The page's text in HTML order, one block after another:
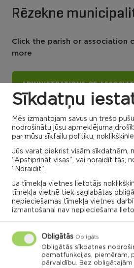
Rēzekne
Click the parish or association
more
ADMINISTRATIONS OF
Dricānu apvienības
pārvalde
Naglu civil parish
Rikavas
novads
Kantinieku civil
parish
Sakstagala
parish Ozolmuizas civil
parish
Gaigalavas
pagasts,
novads
Struzanu civil
parish
Dricanu civil
Nautrenu
parish
Sokolku civil
parish
Vilanu civil
parish
Deksares civil
Vilani
Sīkdatņu
Mēs izmantojam savus un trešo
nodrošinātu jūsu apmeklējuma
par mūsu sīkfailu politiku,
Jūs varat piekrist visām sīkdatnēm,
“Apstiprināt visas”, vai noraidīt tās,
“Noraidīt”.
Ja tīmekļa vietnes lietotājs
tīmekļa vietnē tiek saglabātas
nepieciešamas tīmekļa vietnes
izmantošanai nav nepieciešama
Obligātās Obligāts
Obligātās sīkdatnes
pamatfunkcijas, piemēram,
pārvaldību. Bez